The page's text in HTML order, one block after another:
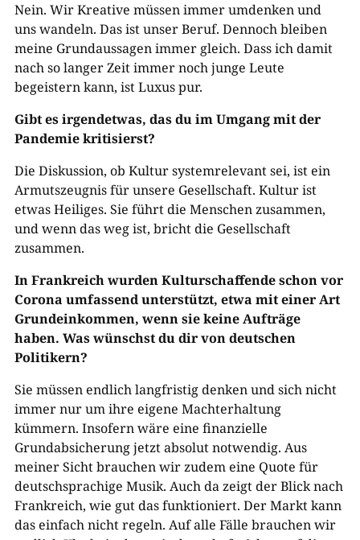
Nein. Wir Kreative müssen immer umdenken und
uns wandeln. Das ist unser Beruf. Dennoch bleiben
meine Grundaussagen immer gleich. Dass ich damit
nach so langer Zeit immer noch junge Leute
begeistern kann, ist Luxus pur.
Gibt es irgendetwas, das du im Umgang mit der
Pandemie kritisierst?
Die Diskussion, ob Kultur systemrelevant sei, ist ein
Armutszeugnis für unsere Gesellschaft. Kultur ist
etwas Heiliges. Sie führt die Menschen zusammen,
und wenn das weg ist, bricht die Gesellschaft
zusammen.
In Frankreich wurden Kulturschaffende schon vor
Corona umfassend unterstützt, etwa mit einer Art
Grundeinkommen, wenn sie keine Aufträge
haben. Was wünschst du dir von deutschen
Politikern?
Sie müssen endlich langfristig denken und sich nicht
immer nur um ihre eigene Machterhaltung
kümmern. Insofern wäre eine finanzielle
Grundabsicherung jetzt absolut notwendig. Aus
meiner Sicht brauchen wir zudem eine Quote für
deutschsprachige Musik. Auch da zeigt der Blick nach
Frankreich, wie gut das funktioniert. Der Markt kann
das einfach nicht regeln. Auf alle Fälle brauchen wir